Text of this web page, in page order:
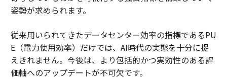
姿勢が求められます。
従来用いられてきたデータセンター効率の指標であるPU
E（電力使用効率）だけでは、AI時代の実態を十分に捉
えきれません。今後は、より包括的かつ実効性のある評
価軸へのアップデートが不可欠です。